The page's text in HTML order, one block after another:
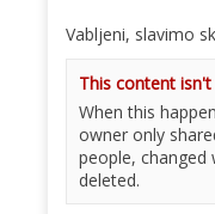
Vabljeni, slavimo
This content
When this
owner only
people, changed
deleted.